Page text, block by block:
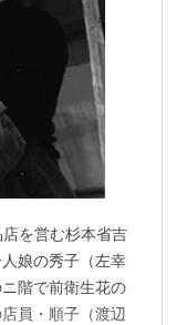
を営む杉本省吉
娘の秀子（左幸
階で前衛生花の
員・順子（渡辺